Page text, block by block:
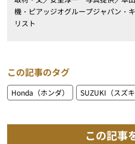
機・ピアッジオグループジャパン・
リスト
この記事のタグ
Honda（ホンダ） SUZUKI（スズキ
この記事